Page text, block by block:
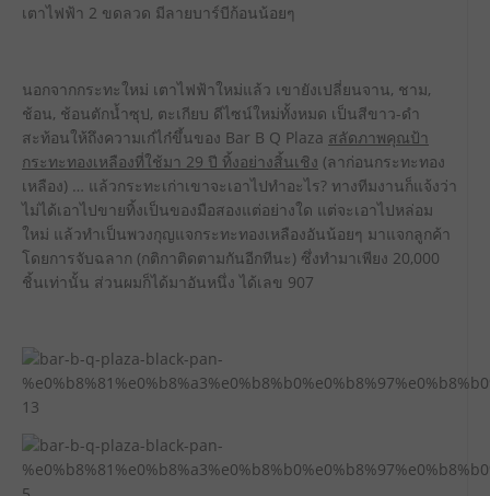
เตาไฟฟ้า 2 ขดลวด มีลายบาร์บีก้อนน้อยๆ
นอกจากกระทะใหม่ เตาไฟฟ้าใหม่แล้ว เขายังเปลี่ยนจาน, ชาม,
ช้อน, ช้อนตักน้ำซุป, ตะเกียบ ดีไซน์ใหม่ทั้งหมด เป็นสีขาว-ดำ
สะท้อนให้ถึงความเก๋ไก๋ขึ้นของ Bar B Q Plaza สลัดภาพคุณป้า
กระทะทองเหลืองที่ใช้มา 29 ปี ทิ้งอย่างสิ้นเชิง (ลาก่อนกระทะทอง
เหลือง) … แล้วกระทะเก่าเขาจะเอาไปทำอะไร? ทางทีมงานก็แจ้งว่า
ไม่ได้เอาไปขายทิ้งเป็นของมือสองแต่อย่างใด แต่จะเอาไปหล่อม
ใหม่ แล้วทำเป็นพวงกุญแจกระทะทองเหลืองอันน้อยๆ มาแจกลูกค้า
โดยการจับฉลาก (กติกาติดตามกันอีกทีนะ) ซึ่งทำมาเพียง 20,000
ชิ้นเท่านั้น ส่วนผมก็ได้มาอันหนึ่ง ได้เลข 907